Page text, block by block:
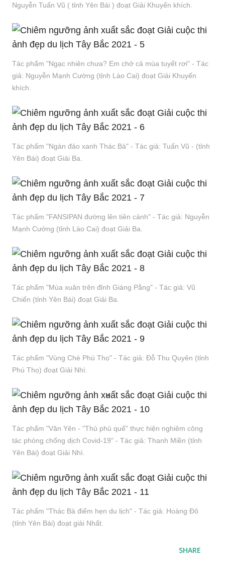
Nguyễn Tuấn Vũ ( tỉnh Yên Bái ) đoạt Giải Khuyến khích.
Tác phẩm "Ngạc nhiên chưa? Em chở cả mùa tuyết rơi" - Tác
giả: Nguyễn Mạnh Cường (tỉnh Lào Cai) đoạt Giải Khuyến
khích.
Tác phẩm "Ngàn đảo xanh Thác Bà" - Tác giả: Tuấn Vũ - (tỉnh
Yên Bái) đoạt Giải Ba.
Tác phẩm "FANSIPAN đường lên tiên cảnh" - Tác giả: Nguyễn
Mạnh Cường (tỉnh Lào Cai) đoạt Giải Ba.
Tác phẩm "Mùa xuân trên đỉnh Giàng Pằng" - Tác giả: Vũ
Chiến (tỉnh Yên Bái) đoạt Giải Ba.
Tác phẩm "Vùng Chè Phú Thọ" - Tác giả: Đỗ Thu Quyên (tỉnh
Phú Thọ) đoạt Giải Nhì.
Tác phẩm "Văn Yên - "Thủ phủ quế" thực hiện nghiêm công
tác phòng chống dịch Covid-19" - Tác giả: Thanh Miền (tỉnh
Yên Bái) đoạt Giải Nhì.
Tác phẩm "Thác Bà điểm hẹn du lịch" - Tác giả: Hoàng Đô
(tỉnh Yên Bái) đoạt giải Nhất.
SHARE